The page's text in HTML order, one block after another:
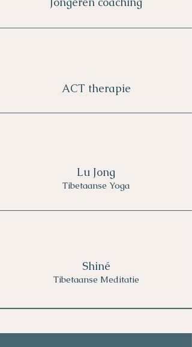
ACT therapie
Lu Jong
Tibetaanse Yoga
Shiné
Tibetaanse Meditatie